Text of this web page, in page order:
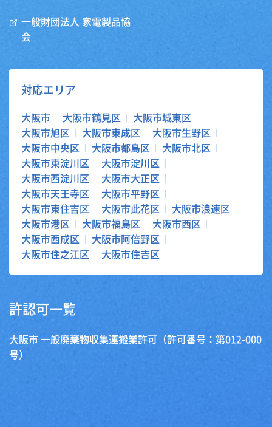
一般財団法人 家電製品協
会
対応エリア
大阪市 大阪市鶴見区
大阪市城東区
大阪市旭区
大阪市東成区
大阪市生野区
大阪市中央区
大阪市都島区
大阪市北区
大阪市東淀川区
大阪市淀川区
大阪市西淀川区
大阪市大正区
大阪市天王寺区
大阪市平野区
大阪市東住吉区
大阪市此花区
大阪市浪速区
大阪市港区
大阪市福島区
大阪市西区
大阪市西成区
大阪市阿倍野区
大阪市住之江区
大阪市住吉区
許認可一覧
大阪市 一般廃棄物収集運搬業許可（許可番号：第012-000
号）